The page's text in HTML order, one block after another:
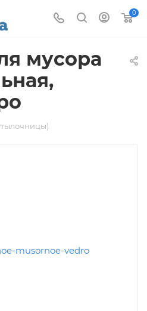
0
мусора